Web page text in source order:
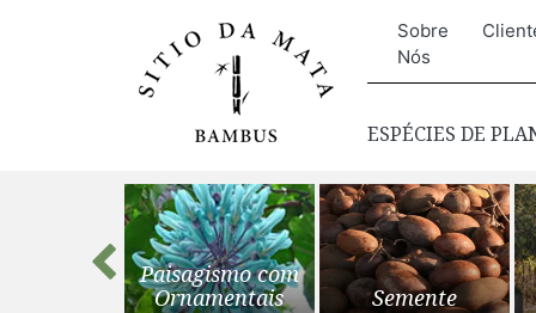
Sobre
Nós
ESPÉCIES DE
Paisagismo com
Ornamentais
Semente